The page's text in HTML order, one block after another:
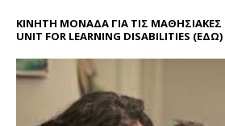
ΚΙΝΗΤΗ ΜΟΝΑΔΑ ΓΙΑ ΤΙΣ ΜΑΘΗΣΙΑΚΕΣ
UNIT FOR LEARNING DISABILITIES (ΕΔΩ)